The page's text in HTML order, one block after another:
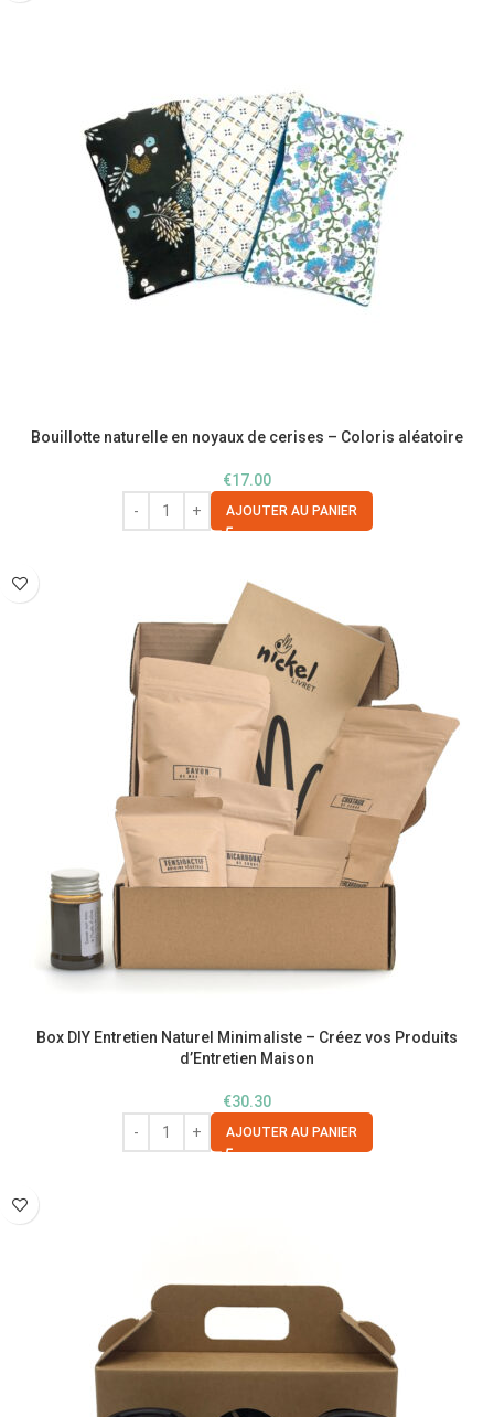
Bouillotte naturelle en noyaux de cerises – Coloris aléatoire
€17.00
AJOUTER AU PANIER
Box DIY Entretien Naturel Minimaliste – Créez vos Produits
d’Entretien Maison
€30.30
AJOUTER AU PANIER